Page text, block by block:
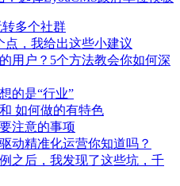
多个社群
点，我给出这些小建议
用户？5个方法教会你如何深
的是“行业”
如何做的有特色
注意的事项
动精准化运营你知道吗？
之后，我发现了这些坑，千